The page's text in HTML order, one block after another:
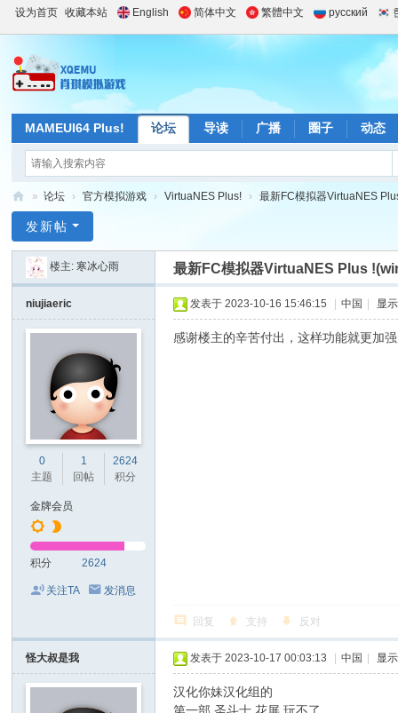
设为首页 收藏本站 English 简体中文 繁體中文 русский
MAMEUI64 Plus! 论坛 导读 广播 圈子 动态
琪
模
拟
» 论坛 › 官方模拟游戏 › VirtuaNES Plus! › 最新FC模拟器VirtuaNES
发新帖
楼主:寒冰心雨 最新FC模拟器VirtuaNES Plus
niujiaeric
0
主题
1
回帖
2624
积分
金牌会员
积分 2624
关注TA 发消息
发表于 2023-10-16 15:46:15 中国 显
感谢楼主的辛苦付出，这样功能就更加
回复 支持 反对
怪大叔是我 发表于 2023-10-17 00:03:13 中国 显
汉化你妹汉化组的